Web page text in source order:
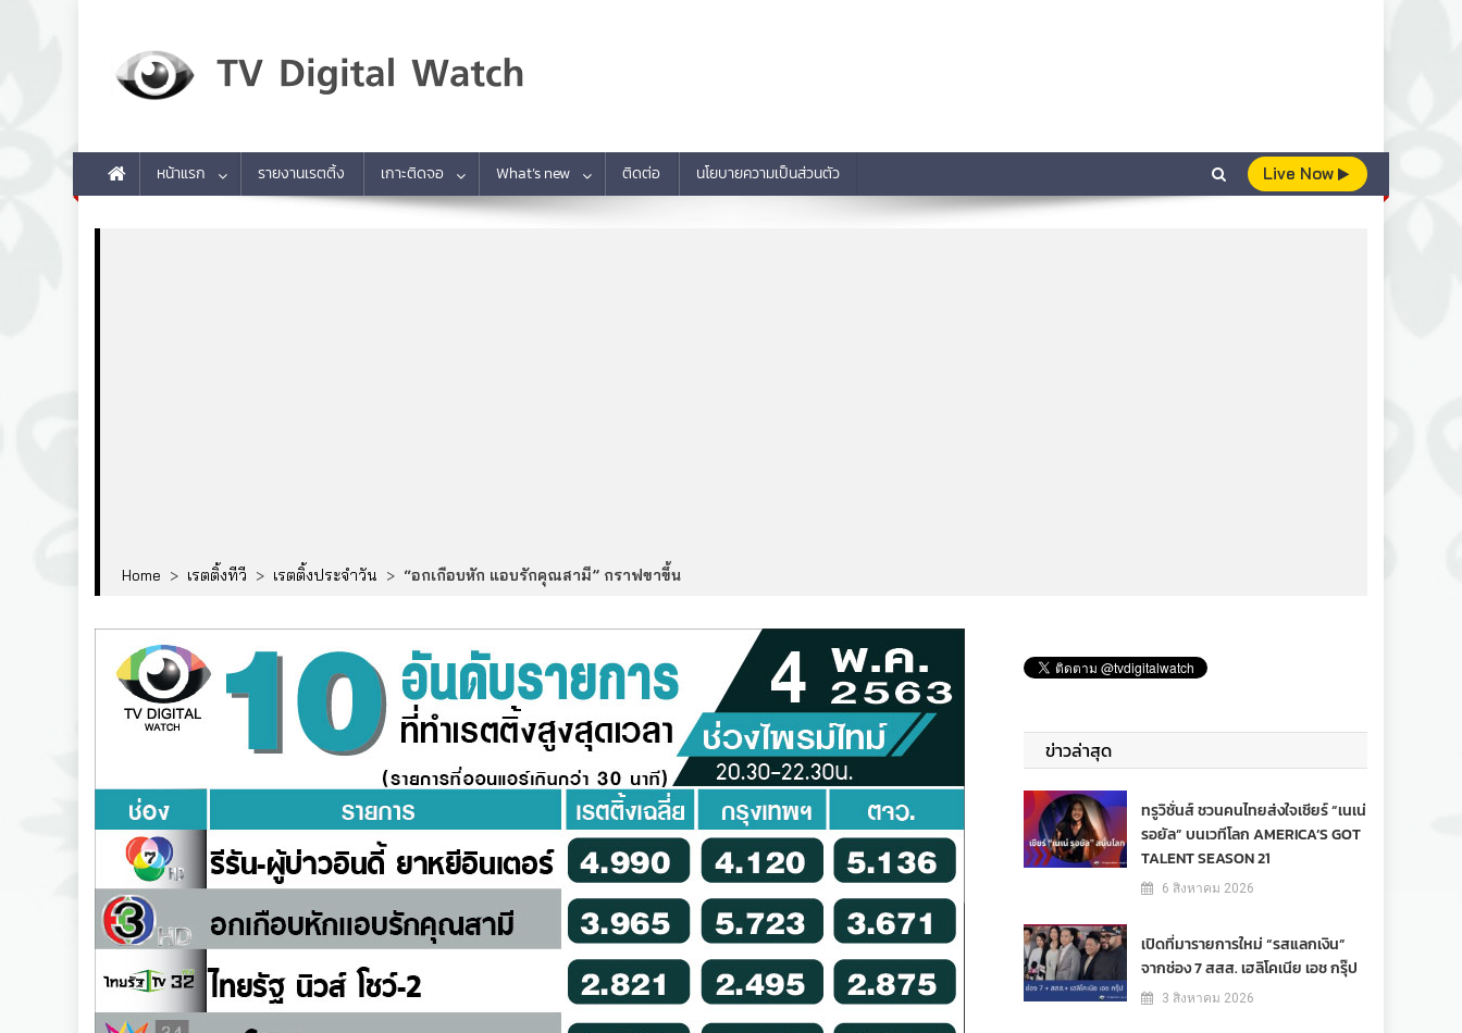
หน้าแรก รายงานเรตติ้ง เกาะติดจอ What’s new ติดต่อ นโยบายความเป็นส่วนตัว Live Now
Home > เรตติ้งทีวี > เรตติ้งประจำวัน > “อกเกือบหัก แอบรักคุณสามี” กราฟขาขึ้น
ข่าวล่าสุด
ทรูวิชั่นส์ ชวนคนไทยส่งใจเชียร์ “เนเน่
รอยัล” บนเวทีโลก AMERICA’S GOT
TALENT SEASON 21
6 สิงหาคม 2026
เปิดที่มารายการใหม่ “รสแลกเงิน”
จากช่อง 7 สสส. เฮลิโคเนีย เอช กรุ๊ป
3 สิงหาคม 2026